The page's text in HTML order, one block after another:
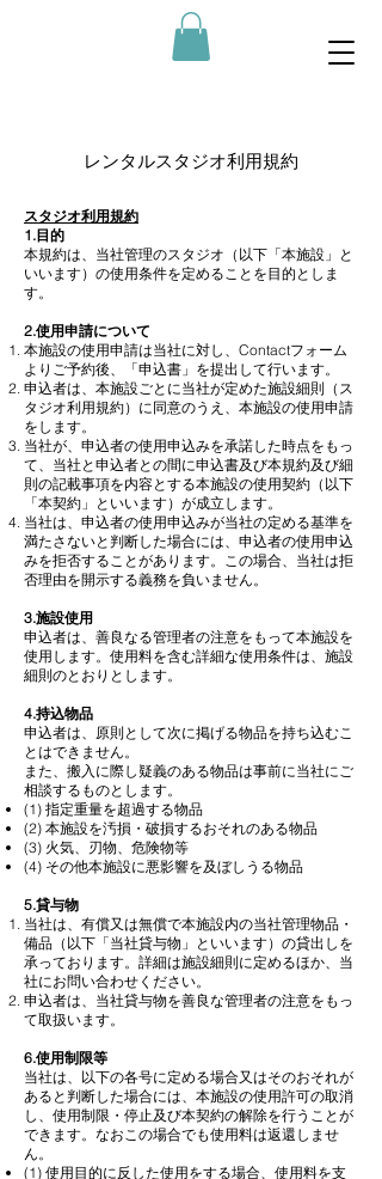
レンタルスタジオ利用規約
スタジオ利用規約
1.目的
本規約は、当社管理のスタジオ（以下「本施設」と
いいます）の使用条件を定めることを目的としま
す。
2.使用申請について
本施設の使用申請は当社に対し、Contactフォーム
よりご予約後、「申込書」を提出して行います。
申込者は、本施設ごとに当社が定めた施設細則（ス
タジオ利用規約）に同意のうえ、本施設の使用申請
をします。
当社が、申込者の使用申込みを承諾した時点をもっ
て、当社と申込者との間に申込書及び本規約及び細
則の記載事項を内容とする本施設の使用契約（以下
「本契約」といいます）が成立します。
当社は、申込者の使用申込みが当社の定める基準を
満たさないと判断した場合には、申込者の使用申込
みを拒否することがあります。この場合、当社は拒
否理由を開示する義務を負いません。
3.施設使用
申込者は、善良なる管理者の注意をもって本施設を
使用します。使用料を含む詳細な使用条件は、施設
細則のとおりとします。
4.持込物品
申込者は、原則として次に掲げる物品を持ち込むこ
とはできません。
また、搬入に際し疑義のある物品は事前に当社にご
相談するものとします。
(1) 指定重量を超過する物品
(2) 本施設を汚損・破損するおそれのある物品
(3) 火気、刃物、危険物等
(4) その他本施設に悪影響を及ぼしうる物品
5.貸与物
当社は、有償又は無償で本施設内の当社管理物品・
備品（以下「当社貸与物」といいます）の貸出しを
承っております。詳細は施設細則に定めるほか、当
社にお問い合わせください。
申込者は、当社貸与物を善良な管理者の注意をもっ
て取扱います。
6.使用制限等
当社は、以下の各号に定める場合又はそのおそれが
あると判断した場合には、本施設の使用許可の取消
し、使用制限・停止及び本契約の解除を行うことが
できます。なおこの場合でも使用料は返還しませ
ん。
(1) 使用目的に反した使用をする場合、使用料を支